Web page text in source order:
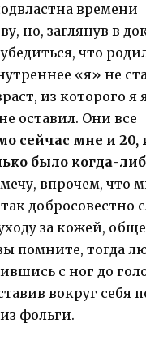
времени
но, заглянув в
что
«я» не
из которого я
оставил. Они все
сейчас мне и 20,
было когда-
впрочем, что
добросовестно
за кожей,
помните, тогда
с ног до
вокруг себя
фольги.